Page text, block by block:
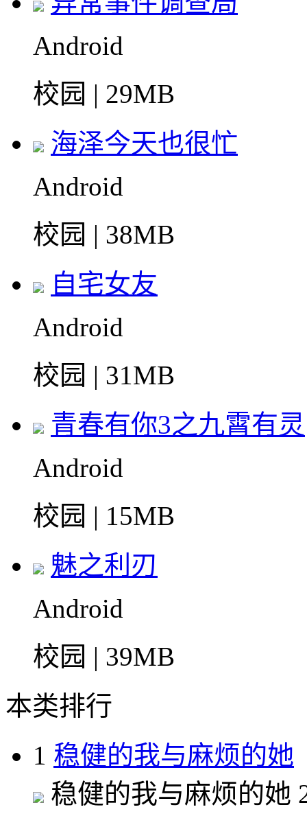
Android
校园 | 29MB
海泽今天也很忙
Android
校园 | 38MB
自宅女友
Android
校园 | 31MB
青春有你3之九霄有灵
Android
校园 | 15MB
魅之利刃
Android
校园 | 39MB
本类排行
1 稳健的我与麻烦的她
稳健的我与麻烦的她